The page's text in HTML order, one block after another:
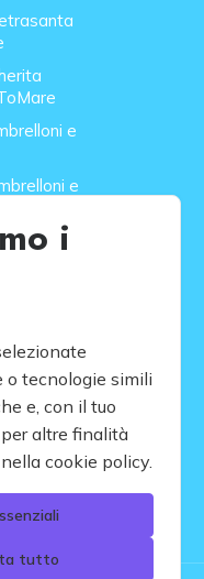
e
e
|
|
e
i
o tecnologie simili
e, con il tuo
altre finalità
cookie policy.
tutto